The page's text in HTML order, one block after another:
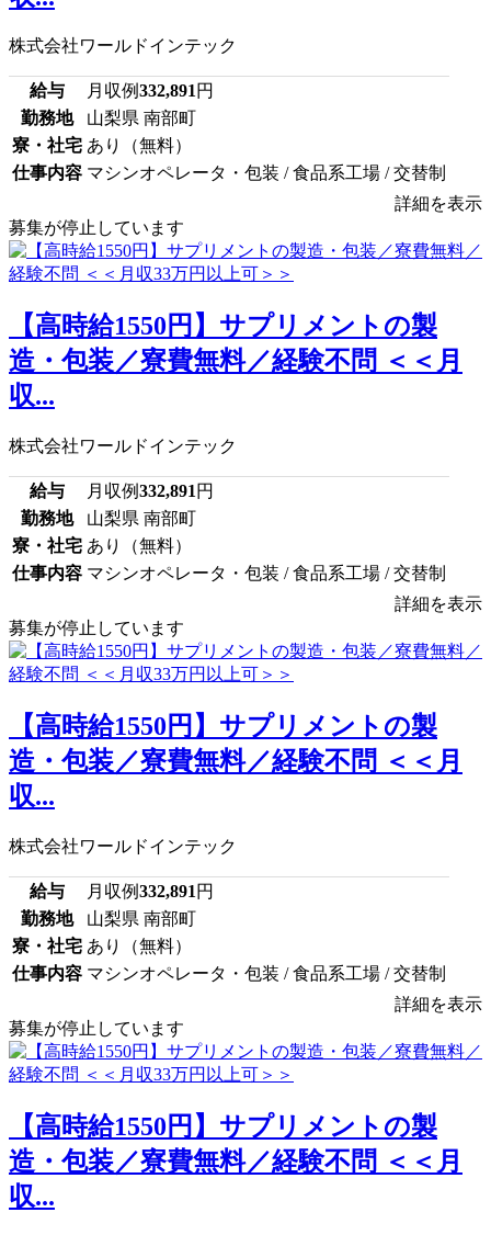
株式会社ワールドインテック
給与 月収例332,891円
勤務地
山梨県 南部町
寮・社宅 あり（無料）
仕事内容 マシンオペレータ・包装 / 食品系工場 / 交替制
詳細を表示
募集が停止しています
【高時給1550円】サプリメントの製
造・包装／寮費無料／経験不問 ＜＜月
収...
株式会社ワールドインテック
給与 月収例332,891 円
勤務地
山梨県 南部町
寮・社宅 あり（無料）
仕事内容 マシンオペレータ・包装 / 食品系工場 / 交替制
詳細を表示
募集が停止しています
【高時給1550円】サプリメントの製
造・包装／寮費無料／経験不問 ＜＜月
収...
株式会社ワールドインテック
給与 月収例332,891 円
勤務地
山梨県 南部町
寮・社宅 あり（無料）
仕事内容 マシンオペレータ・包装 / 食品系工場 / 交替制
詳細を表示
募集が停止しています
【高時給1550円】サプリメントの製
造・包装／寮費無料／経験不問 ＜＜月
収...